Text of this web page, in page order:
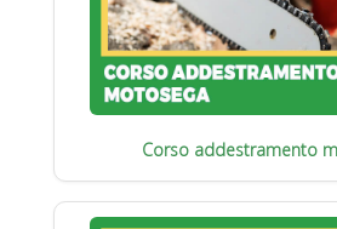
Corso addestramento